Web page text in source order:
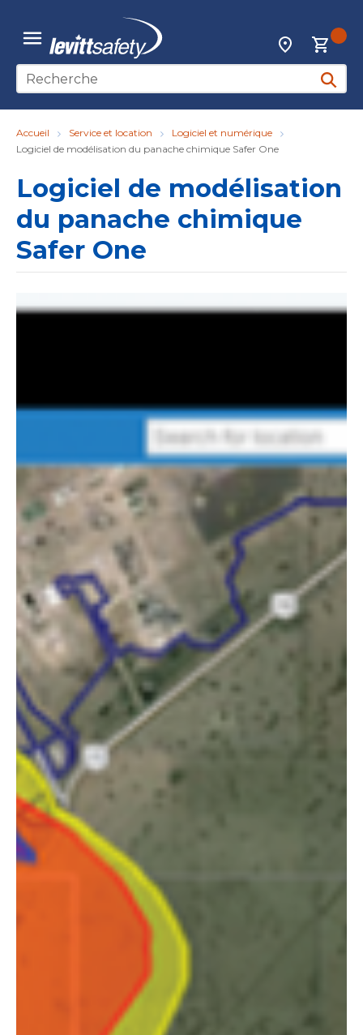
Skip to main content
menu
Localisateur
Recherche sur le site
Accueil Service et location
Logiciel et numérique
Logiciel de modélisation du panache chimique Safer One
Logiciel de modélisation
du panache chimique
Safer One